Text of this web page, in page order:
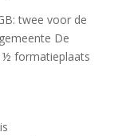
twee voor de
De
formatieplaats